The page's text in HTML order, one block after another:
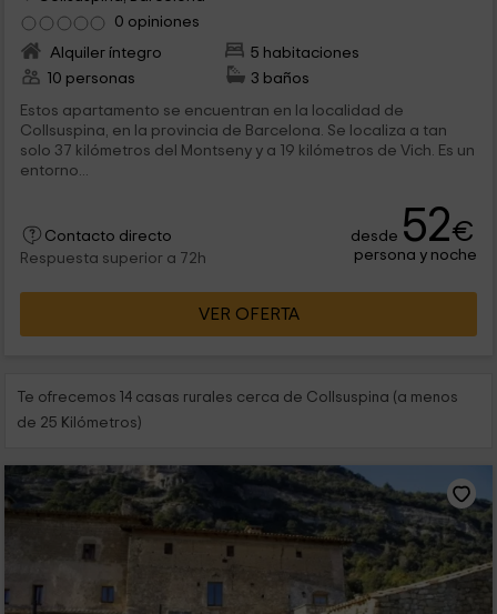
0 opiniones
Alquiler íntegro
5 habitaciones
10 personas
3 baños
Estos apartamento se encuentran en la localidad de
Collsuspina, en la provincia de Barcelona. Se localiza a tan
solo 37 kilómetros del Montseny y a 19 kilómetros de Vich. Es un
entorno...
Contacto directo
Respuesta superior a 72h
desde 52€
persona y noche
VER OFERTA
Te ofrecemos 14 casas rurales cerca de Collsuspina (a menos
de 25 Kilómetros)